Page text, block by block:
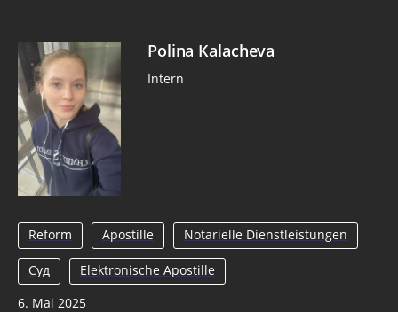
Polina Kalacheva
Intern
Reform Apostille Notarielle Dienstleistungen
Суд
Elektronische Apostille
6. Mai 2025